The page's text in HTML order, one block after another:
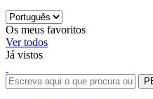
Os meus favoritos
Ver todos
Já vistos